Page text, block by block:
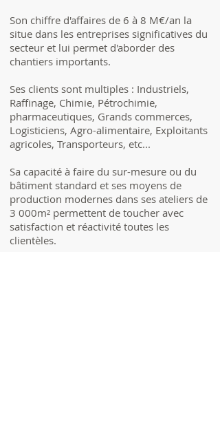
Son chiffre d'affaires de 6 à 8 M€/an la
situe dans les entreprises significatives du
secteur et lui permet d'aborder des
chantiers importants.
Ses clients sont multiples : Industriels,
Raffinage, Chimie, Pétrochimie,
pharmaceutiques, Grands commerces,
Logisticiens, Agro-alimentaire, Exploitants
agricoles, Transporteurs, etc...
Sa capacité à faire du sur-mesure ou du
bâtiment standard et ses moyens de
production modernes dans ses ateliers de
3 000m² permettent de toucher avec
satisfaction et réactivité toutes les
clientèles.